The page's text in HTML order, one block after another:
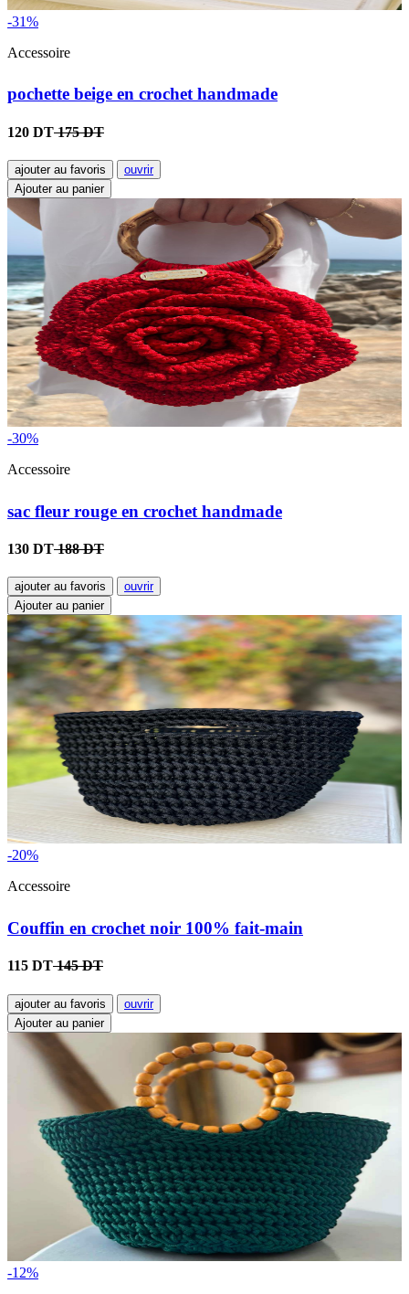
-31%
Accessoire
pochette beige en crochet handmade
120 DT175 DT
ajouter au favoris
ouvrir
Ajouter au panier
-30%
Accessoire
sac fleur rouge en crochet handmade
130 DT188 DT
ajouter au favoris
ouvrir
Ajouter au panier
-20%
Accessoire
Couffin en crochet noir 100% fait-main
115 DT145 DT
ajouter au favoris
ouvrir
Ajouter au panier
-12%